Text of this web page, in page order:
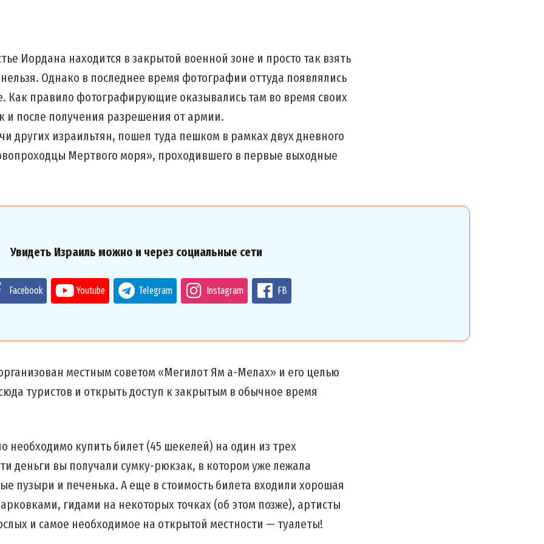
Иордана находится в закрытой военной зоне и просто так взять
Однако в последнее время фотографии оттуда появлялись
Как правило фотографирующие оказывались там во время своих
и после получения разрешения от армии.
других израильтян, пошел туда пешком в рамках двух дневного
Мертвого моря», проходившего в первые выходные
Увидеть Израиль можно и через социальные сети
Facebook Youtube Telegram Instagram FB
местным советом «Мегилот Ям а-Мелах» и его целью
туристов и открыть доступ к закрытым в обычное время
необходимо купить билет (45 шекелей) на один из трех
деньги вы получали сумку-рюкзак, в котором уже лежала
пузыри и печенька. А еще в стоимость билета входили хорошая
гидами на некоторых точках (об этом позже), артисты
и самое необходимое на открытой местности — туалеты!